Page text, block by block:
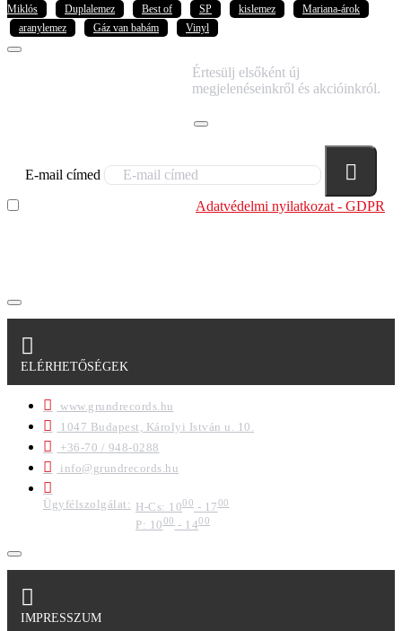
Miklós
Duplalemez Best of SP kislemez
Mariana-árok
aranylemez
Gáz van babám Vinyl
Értesülj elsőként új
megjelenéseinkről és akcióinkról.
E-mail címed
Adatvédelmi nyilatkozat - GDPR
ELÉRHETŐSÉGEK
www.grundrecords.hu
1047 Budapest, Károlyi István u. 10.
+36-70 / 948-0288
info@grundrecords.hu
Ügyfélszolgálat: H-Cs: 1000 - 1700
P: 1000- 1400
IMPRESSZUM